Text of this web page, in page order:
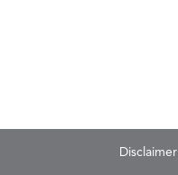
Disclaimer